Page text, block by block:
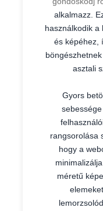
alkalmazz.
használkodik a
és képéhez,
asztali
Gyors
rangsorolása
hogy a
méretű